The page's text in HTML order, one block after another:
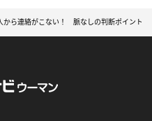
から連絡がこない！ 脈なしの判断ポイントと